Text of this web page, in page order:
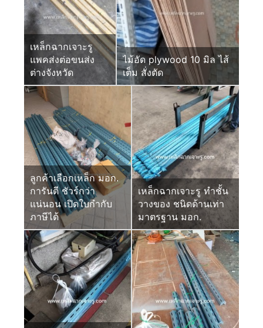
เหล็กฉากเจาะรู
แพคส่งต่อขนส่ง
ต่างจังหวัด
ไม้อัด plywood 10 มิล ไส้
เต็ม สั่งตัด
ลูกค้าเลือกเหล็ก มอก.
การันตี ชัวร์กว่า
แน่นอน เปิดใบกำกับ
ภาษีได้
เหล็กฉากเจาะรู ทำชั้น
วางของ ชนิดด้านเท่า
มาตรฐาน มอก.